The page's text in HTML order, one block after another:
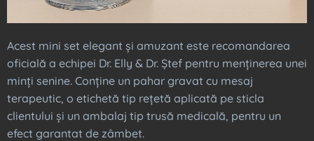
Acest mini set elegant și amuzant este recomandarea
oficială a echipei Dr. Elly & Dr. Ștef pentru menținerea unei
minți senine. Conține un pahar gravat cu mesaj
terapeutic, o etichetă tip rețetă aplicată pe sticla
clientului și un ambalaj tip trusă medicală, pentru un
efect garantat de zâmbet.